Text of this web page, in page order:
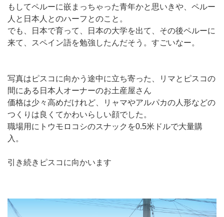
もしてペルーに嵌まっちゃった青年かと思いきや、ペルー
人と日本人とのハーフとのこと。
でも、日本で育って、日本の大学を出て、その後ペルーに
来て、スペイン語を勉強したんだそう。すごいなー。
写真はピスコに向かう途中に立ち寄った、リマとピスコの
間にある日本人オーナーのお土産屋さん
価格は少々高めだけれど、リャマやアルパカの人形などの
つくりは良くてかわいらしい顔でした。
職場用にトウモロコシのスナックを0.5米ドルで大量購
入。
引き続きピスコに向かいます